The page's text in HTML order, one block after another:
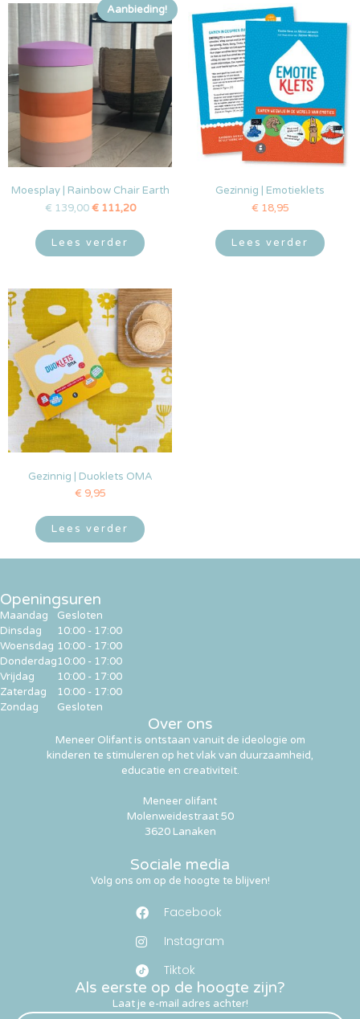
Aanbieding!
Moesplay | Rainbow Chair Earth
€ 139,00 €111,20
Lees verder
Gezinnig | Emotieklets
€ 18,95
Lees verder
Gezinnig | Duoklets OMA
€ 9,95
Lees verder
Als eerste op de hoogte zijn?
Laat je e-mail adres achter!
Sociale media
Volg ons om op de hoogte te blijven!
Facebook
Instagram
Tiktok
Over ons
Meneer Olifant is ontstaan vanuit de ideologie om
kinderen te stimuleren op het vlak van duurzaamheid,
educatie en creativiteit.
Meneer olifant
Molenweidestraat 50
3620 Lanaken
Openingsuren
Maandag
Dinsdag
Woensdag
Donderdag
Vrijdag
Zaterdag
Zondag
Gesloten
10:00 - 17:00
10:00 - 17:00
10:00 - 17:00
10:00 - 17:00
10:00 - 17:00
Gesloten